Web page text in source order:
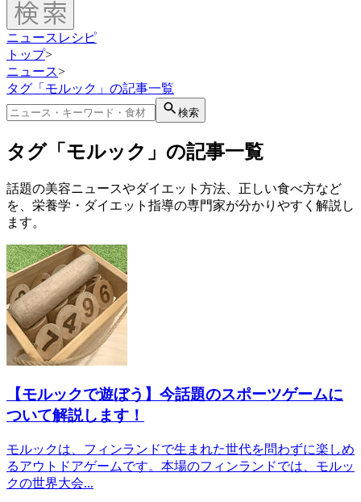
ニュース レシピ
トップ>
ニュース>
タグ「モルック」の記事一覧
検索
タグ「モルック」の記事一覧
話題の美容ニュースやダイエット方法、正しい食べ方など
を、栄養学・ダイエット指導の専門家が分かりやすく解説し
ます。
【モルックで遊ぼう】今話題のスポーツゲームに
ついて解説します！
モルックは、フィンランドで生まれた世代を問わずに楽しめ
るアウトドアゲームです。本場のフィンランドでは、モルッ
クの世界大会...